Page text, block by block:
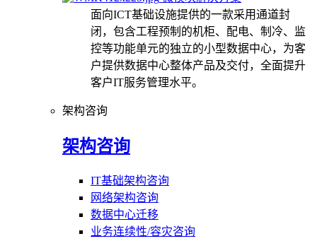
面向ICT基础设施提供的一款采用通道封
闭，包含工程预制的机柜、配电、制冷、监
控等功能单元的独立的小型数据中心，为客
户提供数据中心整体产品及交付，全面提升
客户IT服务管理水平。
架构咨询
架构咨询
IT基础架构咨询
网络架构咨询
数据中心迁移
业务连续性/容灾咨询